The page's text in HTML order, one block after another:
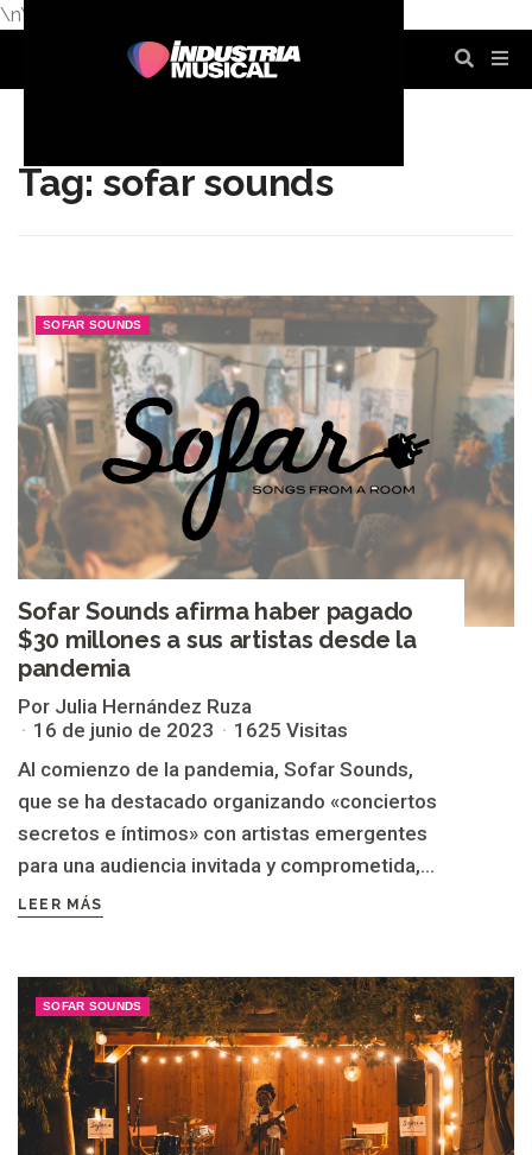
\n\n
Tag: sofar sounds
SOFAR SOUNDS
Sofar Sounds afirma haber pagado
$30 millones a sus artistas desde la
pandemia
Por Julia Hernández Ruza
16 de junio de 2023
1625 Visitas
Al comienzo de la pandemia, Sofar Sounds,
que se ha destacado organizando «conciertos
secretos e íntimos» con artistas emergentes
para una audiencia invitada y comprometida,...
LEER MÁS
SOFAR SOUNDS